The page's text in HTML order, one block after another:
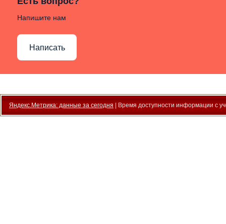
Напишите нам
Написать
Яндекс.Метрика: данные за сегодня | Время доступности информации с